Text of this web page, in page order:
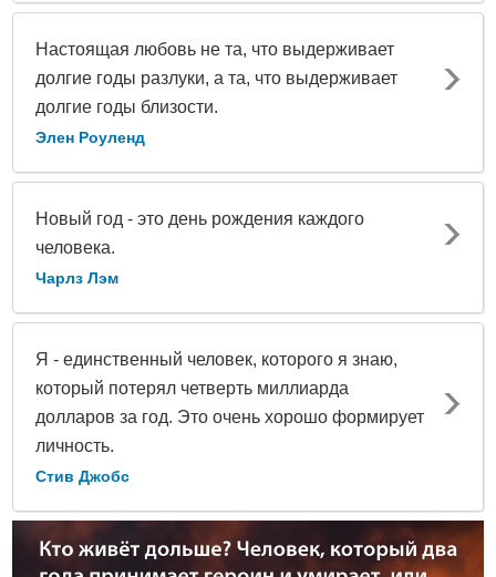
Настоящая любовь не та, что выдерживает
долгие годы разлуки, а та, что выдерживает
долгие годы близости.
Элен Роуленд
Новый год - это день рождения каждого
человека.
Чарлз Лэм
Я - единственный человек, которого я знаю,
который потерял четверть миллиарда
долларов за год. Это очень хорошо формирует
личность.
Стив Джобс